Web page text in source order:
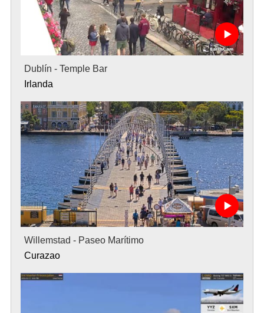
Dublín - Temple Bar
Irlanda
Willemstad - Paseo Marítimo
Curazao